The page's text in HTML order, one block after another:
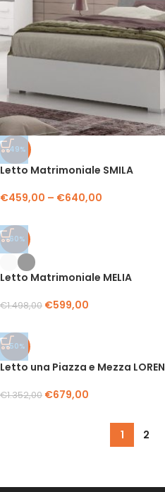
-49%
Letto Matrimoniale SMILA
€459,00 – €640,00
-60%
Letto Matrimoniale MELIA
€1.498,00 €599,00
-50%
Letto una Piazza e Mezza LOREN
€1.352,00 €679,00
1 2